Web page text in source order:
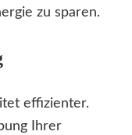
zu sparen.
effizienter.
Ihrer